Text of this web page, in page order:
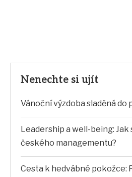
Nenechte si ujít
Vánoční výzdoba sladěná do
Leadership a well-being:
českého managementu?
Cesta k hedvábné pokožce: